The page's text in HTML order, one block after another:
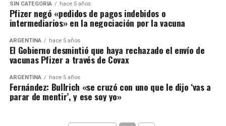
SIN CATEGORÍA hace 5 años
Pfizer negó «pedidos de pagos indebidos o
intermediarios» en la negociación por la vacuna
ARGENTINA hace 5 años
El Gobierno desmintió que haya rechazado el envío de
vacunas Pfizer a través de Covax
ARGENTINA hace 5 años
Fernández: Bullrich «se cruzó con uno que le dijo ‘vas a
parar de mentir’, y ese soy yo»